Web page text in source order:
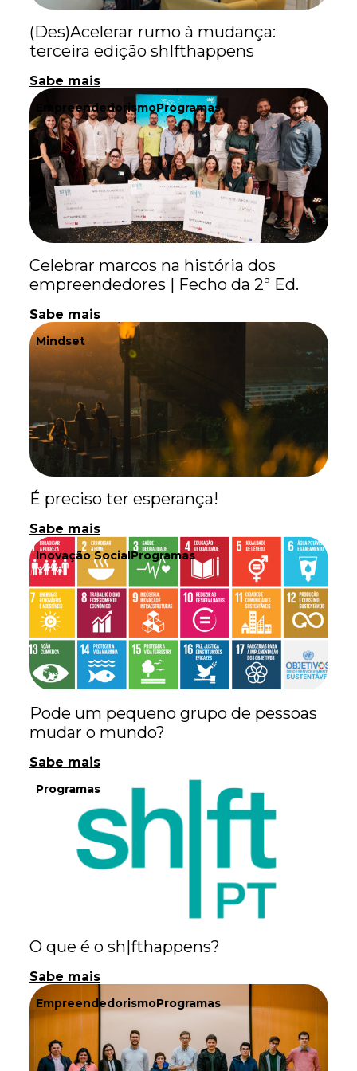
(Des)Acelerar rumo à mudança:
terceira edição shIfthappens
Sabe mais
EmpreendedorismoProgramas
Celebrar marcos na história dos
empreendedores | Fecho da 2ª Ed.
Sabe mais
Mindset
É preciso ter esperança!
Sabe mais
Inovação SocialProgramas
Pode um pequeno grupo de pessoas
mudar o mundo?
Sabe mais
Programas
O que é o sh|fthappens?
Sabe mais
EmpreendedorismoProgramas